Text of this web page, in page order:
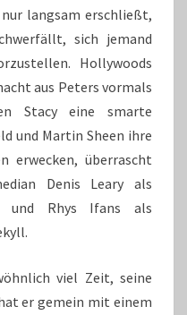
langsam erschließt,
sich jemand
Hollywoods
aus Peters vormals
Stacy eine smarte
und Martin Sheen ihre
erwecken, überrascht
Denis Leary als
und Rhys Ifans als
viel Zeit, seine
er gemein mit einem